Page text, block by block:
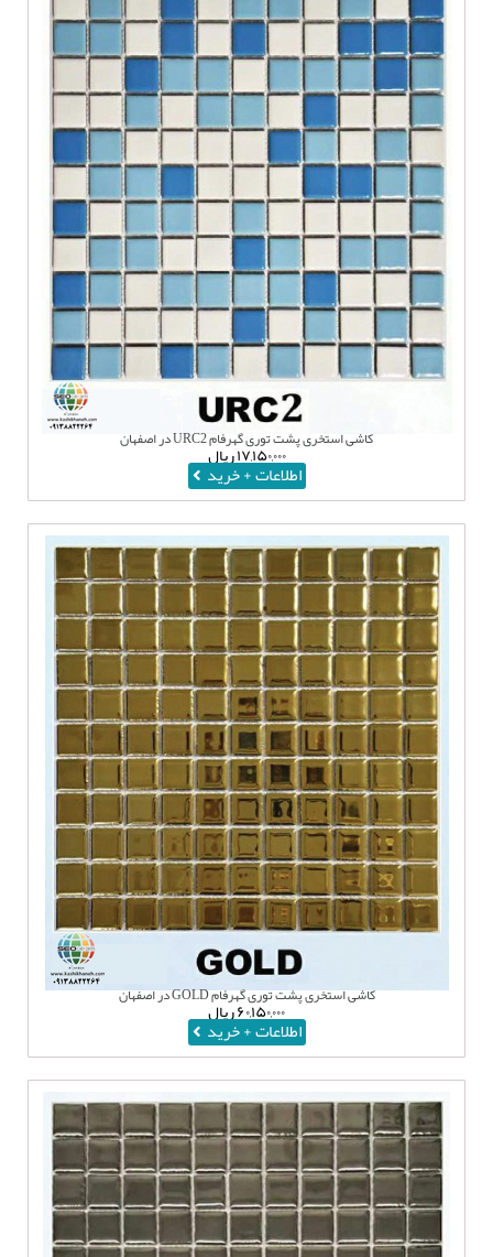
کاشی استخری پشت توری گهرفام URC2 در اصفهان
۱۷,۱۵۰,۰۰۰ریال
اطلاعات + خرید
کاشی استخری پشت توری گهرفام GOLD در اصفهان
۶۰,۱۵۰,۰۰۰ریال
اطلاعات + خرید